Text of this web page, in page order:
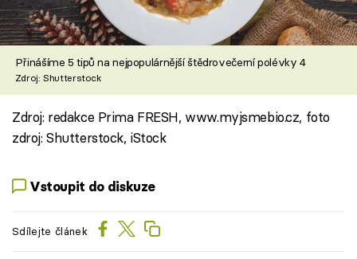
Přinášíme 5 tipů na nejpopulárnější štědrovečerní polévky 4
Zdroj: Shutterstock
Zdroj: redakce Prima FRESH, www.myjsmebio.cz, foto
zdroj: Shutterstock, iStock
Vstoupit do diskuze
Sdílejte článek